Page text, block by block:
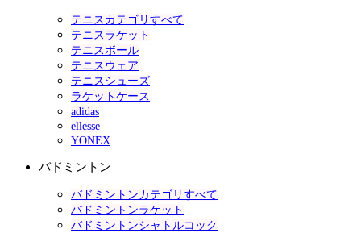
テニスカテゴリすべて
テニスラケット
テニスボール
テニスウェア
テニスシューズ
ラケットケース
adidas
ellesse
YONEX
バドミントン
バドミントンカテゴリすべて
バドミントンラケット
バドミントンシャトルコック